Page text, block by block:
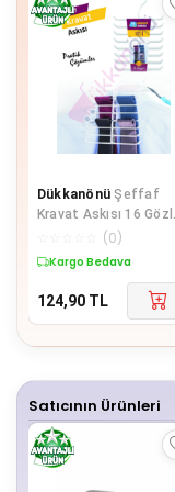
Dükkanönü Şeffaf
Kravat Askısı 16 Gözlü
Kravat Düzenleyici
(0)
Kargo Bedava
124,90 TL
Satıcının Ürünleri